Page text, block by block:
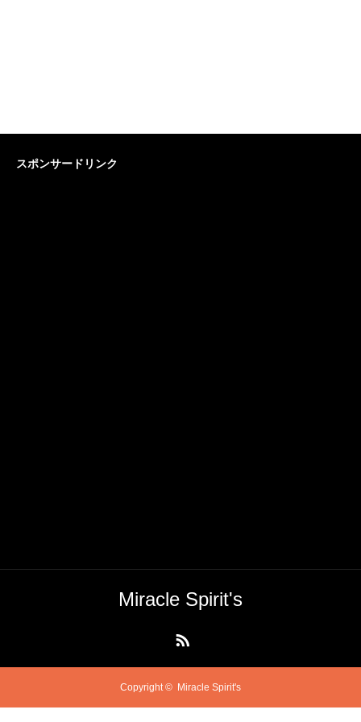
スポンサードリンク
Miracle Spirit's
Copyright © Miracle Spirit's